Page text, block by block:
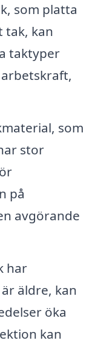
som platta
tak, kan
taktyper
som
stor
på
avgörande
har
äldre, kan
öka
kan